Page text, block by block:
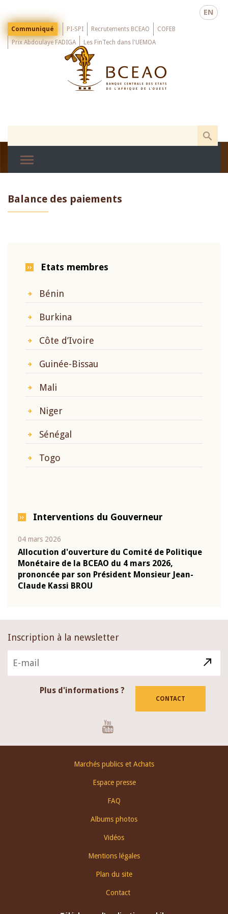
main
EN
Menu
Top
Communiqué PI-SPI Recrutements BCEAO
COFEB
Prix Abdoulaye FADIGA
Les FinTech dans l'UEMOA
Balance des paiements
Etats membres
Bénin
Burkina
Côte d’Ivoire
Guinée-Bissau
Mali
Niger
Sénégal
Togo
Interventions du Gouverneur
04 mars 2026
Allocution d'ouverture du Comité de Politique
Monétaire de la BCEAO du 4 mars 2026,
prononcée par son Président Monsieur Jean-
Claude Kassi BROU
Inscription à la newsletter
Plus d'informations ?
CONTACT
Marchés publics et Achats
Espace presse
FAQ
Albums photos
Vidéos
Mentions légales
Plan du site
Contact